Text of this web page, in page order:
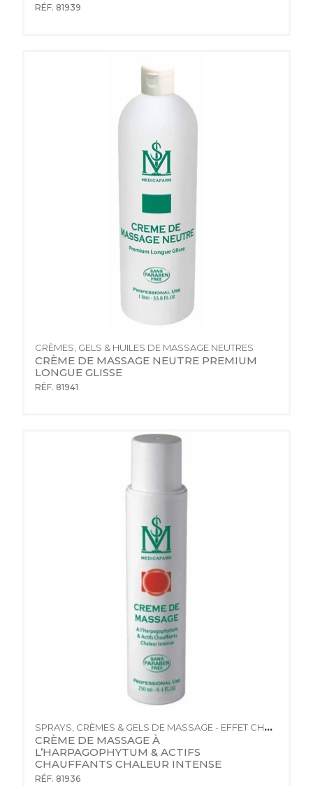
RÉF. 81939
CRÈMES, GELS & HUILES DE MASSAGE NEUTRES
CRÈME DE MASSAGE NEUTRE PREMIUM
LONGUE GLISSE
RÉF. 81941
SPRAYS, CRÈMES & GELS DE MASSAGE - EFFET CHAUD
CRÈME DE MASSAGE À
L’HARPAGOPHYTUM & ACTIFS
CHAUFFANTS CHALEUR INTENSE
RÉF. 81936